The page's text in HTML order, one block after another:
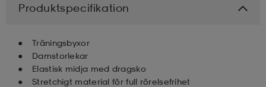
Produktspecifikation
Träningsbyxor
Damstorlekar
Elastisk midja med dragsko
Stretchigt material för full rörelsefrihet